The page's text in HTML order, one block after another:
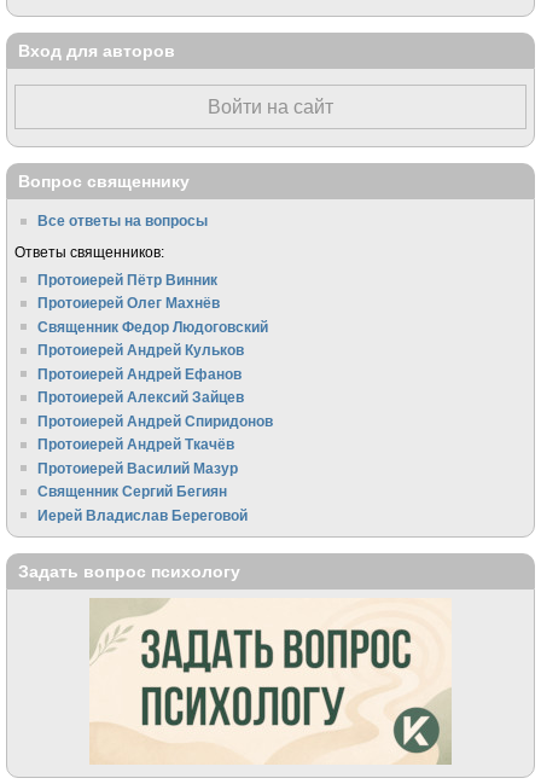
Вход для авторов
Войти на сайт
Вопрос священнику
Все ответы на вопросы
Ответы священников:
Протоиерей Пётр Винник
Протоиерей Олег Махнёв
Священник Федор Людоговский
Протоиерей Андрей Кульков
Протоиерей Андрей Ефанов
Протоиерей Алексий Зайцев
Протоиерей Андрей Спиридонов
Протоиерей Андрей Ткачёв
Протоиерей Василий Мазур
Священник Сергий Бегиян
Иерей Владислав Береговой
Задать вопрос психологу